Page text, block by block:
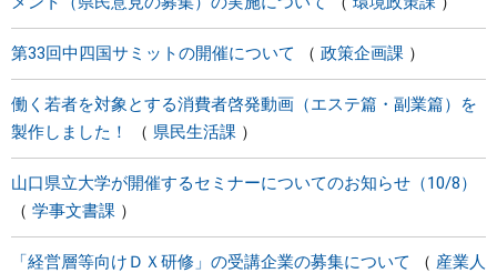
第33回中四国サミットの開催について 政策企画課
働く若者を対象とする消費者啓発動画（エステ篇・副業篇）を
製作しました！
県民生活課
山口県立大学が開催するセミナーについてのお知らせ（10/8）
学事文書課
「経営層等向けＤＸ研修」の受講企業の募集について
産業人